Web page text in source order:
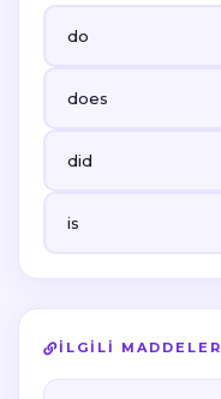
do
does
did
is
İLGILI MADDELER